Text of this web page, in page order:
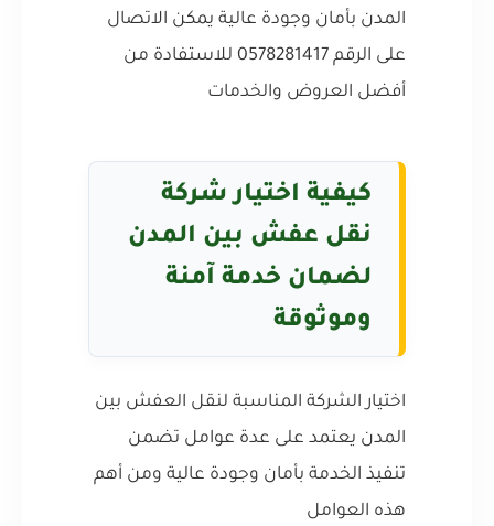
المدن بأمان وجودة عالية يمكن الاتصال
على الرقم 0578281417 للاستفادة من
أفضل العروض والخدمات
كيفية اختيار شركة
نقل عفش بين المدن
لضمان خدمة آمنة
وموثوقة
اختيار الشركة المناسبة لنقل العفش بين
المدن يعتمد على عدة عوامل تضمن
تنفيذ الخدمة بأمان وجودة عالية ومن أهم
هذه العوامل